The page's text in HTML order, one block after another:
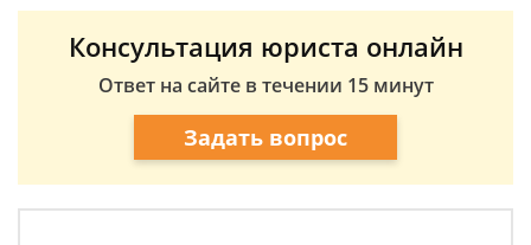
Консультация юриста онлайн
Ответ на сайте в течении 15 минут
Задать вопрос